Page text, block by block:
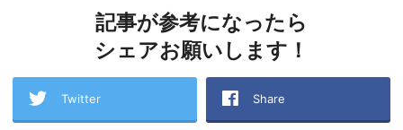
記事が参考になったら
シェアお願いします！
Twitter Share